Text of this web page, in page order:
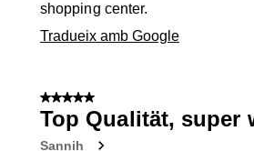
shopping center.
Tradueix amb Google
5 de 5 estrelles.
Top Qualität, super
Sannih